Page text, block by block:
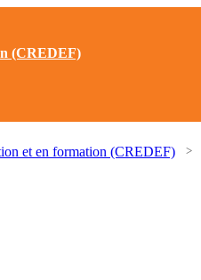
(CREDEF)
et en formation (CREDEF)